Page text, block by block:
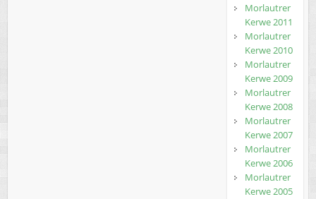
Morlautrer
Kerwe 2011
Morlautrer
Kerwe 2010
Morlautrer
Kerwe 2009
Morlautrer
Kerwe 2008
Morlautrer
Kerwe 2007
Morlautrer
Kerwe 2006
Morlautrer
Kerwe 2005